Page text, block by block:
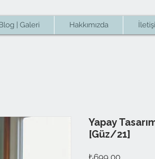
| Galeri Hakkımızda
Yapay
[Güz/21]
Fiyat